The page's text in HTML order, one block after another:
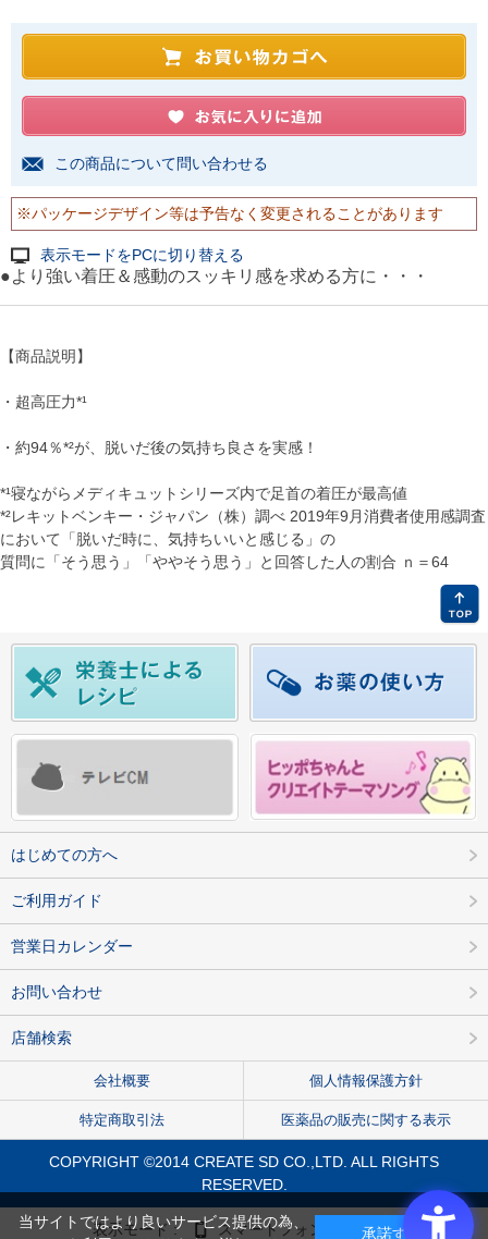
この商品について問い合わせる
※パッケージデザイン等は予告なく変更されることがあります
表示モードをPCに切り替える
●より強い着圧＆感動のスッキリ感を求める方に・・・
【商品説明】
・超高圧力*¹
・約94％*²が、脱いだ後の気持ち良さを実感！
*¹寝ながらメディキュットシリーズ内で足首の着圧が最高値
*²レキットベンキー・ジャパン（株）調べ 2019年9月消費者使用感調査
において「脱いだ時に、気持ちいいと感じる」の
質問に「そう思う」「ややそう思う」と回答した人の割合 ｎ＝64
はじめての方へ
ご利用ガイド
営業日カレンダー
お問い合わせ
店舗検索
会社概要 個人情報保護方針
特定商取引法 医薬品の販売に関する表示
COPYRIGHT ©2014 CREATE SD CO.,LTD. ALL RIGHTS
RESERVED.
表示モード : スマートフォン PC
当サイトではより良いサービス提供の為、
承諾する